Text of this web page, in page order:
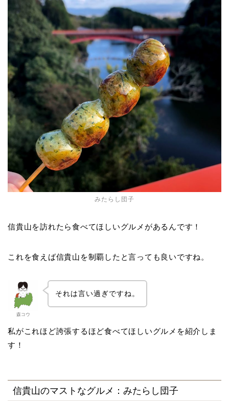
みたらし団子
信貴山を訪れたら食べてほしいグルメがあるんです！
これを食えば信貴山を制覇したと言っても良いですね。
森コウ
それは言い過ぎですね。
私がこれほど誇張するほど食べてほしいグルメを紹介しま
す！
信貴山のマストなグルメ：みたらし団子